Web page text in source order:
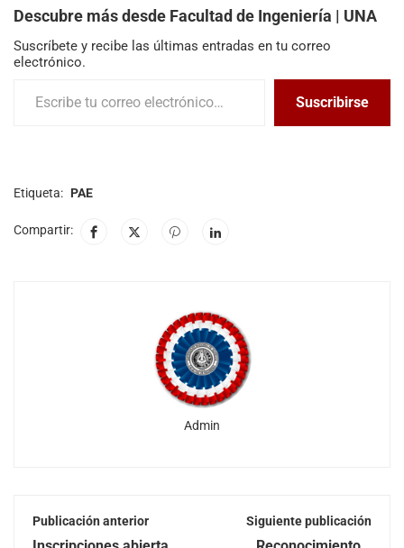
Descubre más desde Facultad de Ingeniería | UNA
Suscríbete y recibe las últimas entradas en tu correo
electrónico.
Suscribirse
Etiqueta: PAE
Compartir:
Admin
Publicación anterior Siguiente publicación